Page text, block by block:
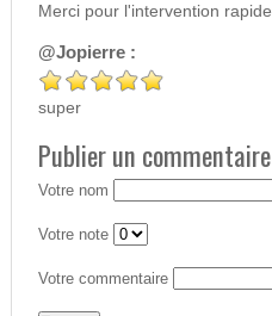
Merci pour l'intervention rapide
@Jopierre :
super
Publier un commentaire
Votre nom
Votre note
Votre commentaire